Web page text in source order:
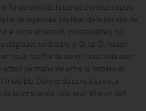
le fondement de la pensé chinoise depuis
de la pensée intuitive, de la pensée de
le corps et l’esprit, indissociables, où
sont dans le Qi. Le Qi, notion
nous, souffle de vie qui nous relie avec
permanente entre la matière et
l’invisible. Donner du sens à sa vie, à
de la conscience, cela peut-être un défi